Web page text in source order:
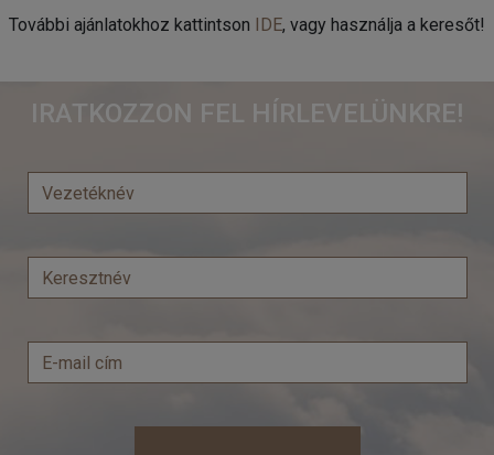
További ajánlatokhoz kattintson IDE, vagy használja a keresőt!
IRATKOZZON FEL HÍRLEVELÜNKRE!